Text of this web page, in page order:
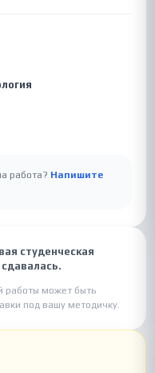
работа? Напишите
студенческая
работы может быть
под вашу методичку.